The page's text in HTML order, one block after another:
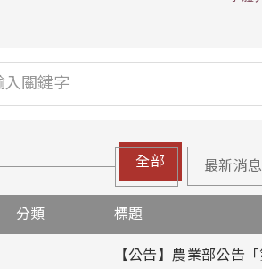
全部 最新消息
分類 標題
【公告】農業部公告